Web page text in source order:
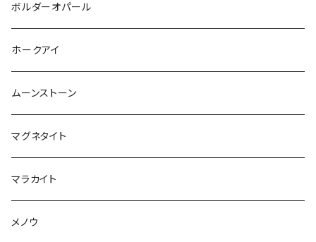
ボルダーオパール
ホークアイ
ムーンストーン
マグネタイト
マラカイト
メノウ